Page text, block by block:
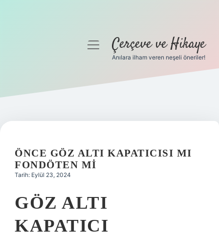
Gizlilik Politikası
Yasal Uyarı
menüyüÇerçeve ve Hikaye
Anılara ilham veren neşeli öneriler!
ÖNCE GÖZ ALTI KAPATICISI MI
FONDÖTEN MI
Tarih: Eylül 23, 2024
GÖZ ALTI
KAPATICI